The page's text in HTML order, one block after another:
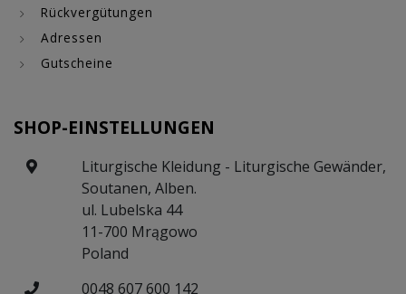
Rückvergütungen
Adressen
Gutscheine
SHOP-EINSTELLUNGEN
Liturgische Kleidung - Liturgische Gewänder,
Soutanen, Alben.
ul. Lubelska 44
11-700 Mrągowo
Poland
0048 607 600 142